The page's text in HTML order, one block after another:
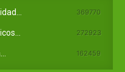
369770
272923
162459